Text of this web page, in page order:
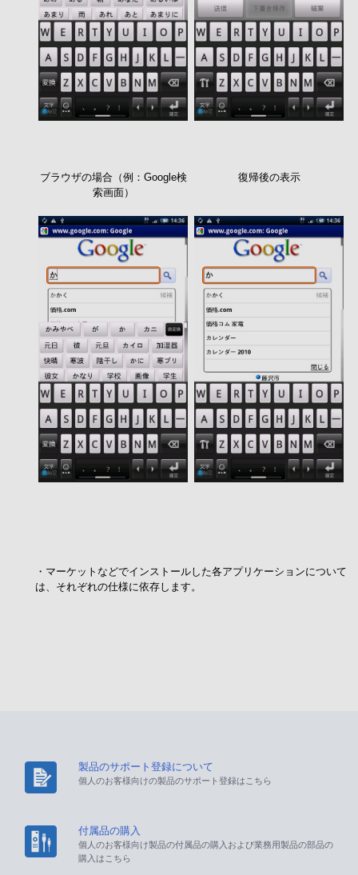
ブラウザの場合（例：Google検
索画面）
復帰後の表示
・マーケットなどでインストールした各アプリケーションについて
は、それぞれの仕様に依存します。
製品のサポート登録について
個人のお客様向けの製品のサポート登録はこちら
付属品の購入
個人のお客様向け製品の付属品の購入および業務用製品の部品の
購入はこちら